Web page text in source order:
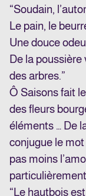
“Soudain,
Le pain, le
Une douce
De la
des arbres.”
Ô Saisons fait
des fleurs
éléments … De
conjugue le mot
pas moins
“Le hautbois